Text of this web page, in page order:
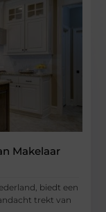
Makelaar
biedt een
trekt van